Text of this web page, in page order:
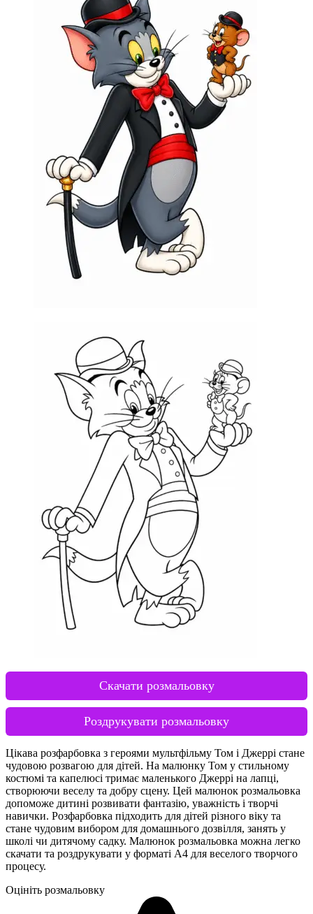
Скачати розмальовку
Роздрукувати розмальовку
Цікава розфарбовка з героями мультфільму Том і Джеррі стане
чудовою розвагою для дітей. На малюнку Том у стильному
костюмі та капелюсі тримає маленького Джеррі на лапці,
створюючи веселу та добру сцену. Цей малюнок розмальовка
допоможе дитині розвивати фантазію, уважність і творчі
навички. Розфарбовка підходить для дітей різного віку та
стане чудовим вибором для домашнього дозвілля, занять у
школі чи дитячому садку. Малюнок розмальовка можна легко
скачати та роздрукувати у форматі А4 для веселого творчого
процесу.
Оцініть розмальовку